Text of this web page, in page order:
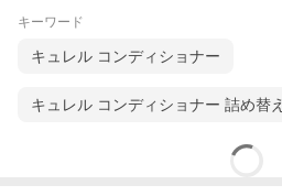
キーワード
キュレル コンディショナー
キュレル コンディショナー 詰め替え